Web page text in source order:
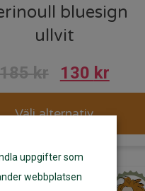
bluesign
ullvit
185kr 130 kr
Välj alternativ
uppgifter som
webbplatsen